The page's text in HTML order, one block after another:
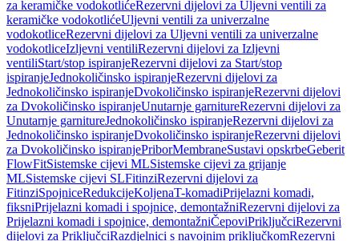
za keramičke vodokotlićeRezervni dijelovi za Uljevni ventili za
keramičke vodokotlićeUljevni ventili za univerzalne
vodokotliceRezervni dijelovi za Uljevni ventili za univerzalne
vodokotliceIzljevni ventiliRezervni dijelovi za Izljevni
ventiliStart/stop ispiranjeRezervni dijelovi za Start/stop
ispiranjeJednokoličinsko ispiranjeRezervni dijelovi za
Jednokoličinsko ispiranjeDvokoličinsko ispiranjeRezervni dijelovi
za Dvokoličinsko ispiranjeUnutarnje garnitureRezervni dijelovi za
Unutarnje garnitureJednokoličinsko ispiranjeRezervni dijelovi za
Jednokoličinsko ispiranjeDvokoličinsko ispiranjeRezervni dijelovi
za Dvokoličinsko ispiranjePriborMembraneSustavi opskrbeGeberit
FlowFitSistemske cijevi MLSistemske cijevi za grijanje
MLSistemske cijevi SLFitinziRezervni dijelovi za
FitinziSpojniceRedukcijeKoljenaT-komadiPrijelazni komadi,
fiksniPrijelazni komadi i spojnice, demontažniRezervni dijelovi za
Prijelazni komadi i spojnice, demontažniČepoviPriključciRezervni
dijelovi za PriključciRazdjelnici s navojnim priključkomRezervni